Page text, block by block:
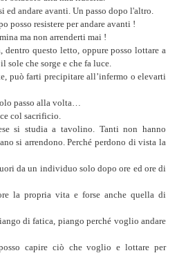
ed andare avanti. Un passo dopo l'altro.
posso resistere per andare avanti !
ma non arrenderti mai !
dentro questo letto, oppure posso lottare a
sole che sorge e che fa luce.
può farti precipitare all’infermo o elevarti
passo alla volta…
col sacrificio.
si studia a tavolino. Tanti non hanno
si arrendono. Perché perdono di vista la
da un individuo solo dopo ore ed ore di
la propria vita e forse anche quella di
di fatica, piango perché voglio andare
capire ciò che voglio e lottare per